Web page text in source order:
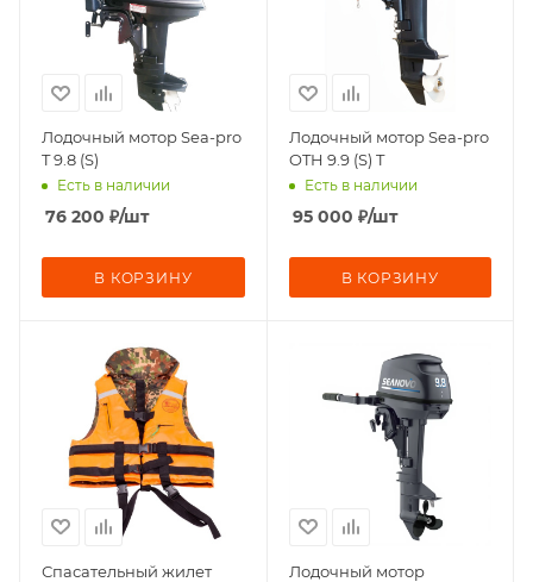
Лодочный мотор Sea-pro
T 9.8 (S)
Есть в наличии
76 200 ₽/шт
В КОРЗИНУ
Лодочный мотор Sea-pro
OTH 9.9 (S) T
Есть в наличии
95 000 ₽/шт
В КОРЗИНУ
Спасательный жилет
Лодочный мотор